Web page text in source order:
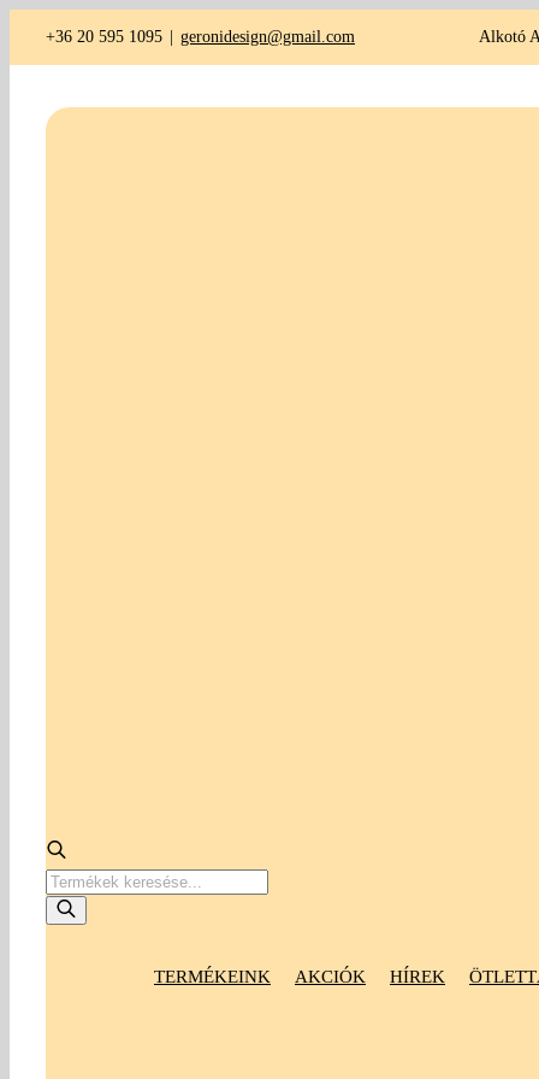
+36 20 595 1095 | geronidesign@gmail.com
Products
search
TERMÉKEINK AKCIÓK HÍREK